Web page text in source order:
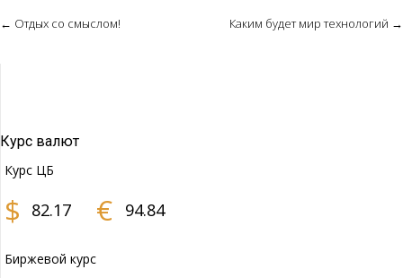
Post
← Отдых со смыслом! Каким будет мир технологий →
Курс валют
Курс ЦБ
$ 82.17 € 94.84
Биржевой курс